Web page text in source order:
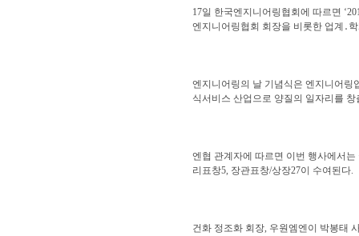
17일 한국엔지니어링협회에 따르면
엔지니어링협회 회장을 비롯한 업계․
엔지니어링의 날 기념식은 엔지니어링
식서비스 산업으로 양질의 일자리를
엔협 관계자에 따르면 이번 행사에서
리표창5, 장관표창/상장27이 수여된다.
건화 정조화 회장, 우원엠엔이 박봉태